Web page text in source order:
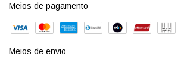
Meios de pagamento
Meios de envio